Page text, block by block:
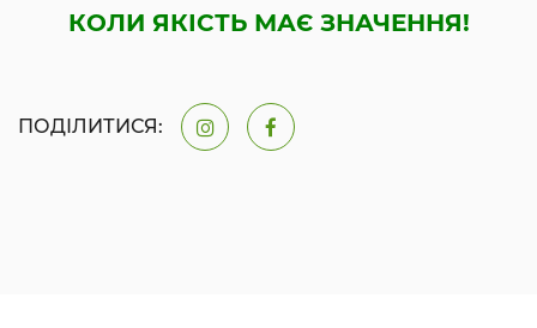
КОЛИ ЯКІСТЬ МАЄ ЗНАЧЕННЯ!
ПОДІЛИТИСЯ: